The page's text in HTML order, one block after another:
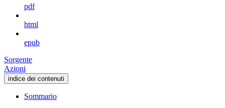
pdf
html
epub
Sorgente
Azioni
indice dei contenuti
Sommario